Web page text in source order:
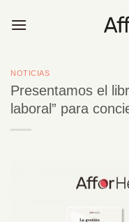
NOTICIAS
Presentamos el
laboral” para